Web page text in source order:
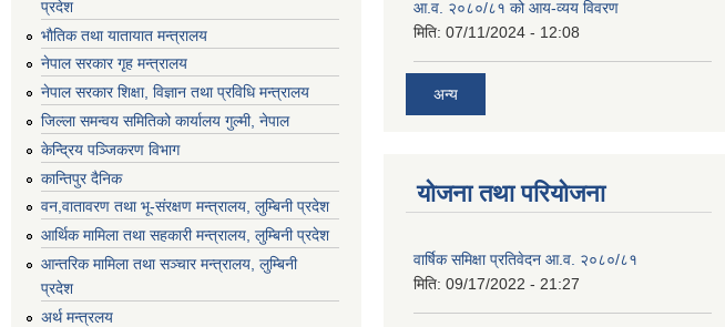
प्रदेश
भाैतिक तथा यातायात मन्त्रालय
नेपाल सरकार गृह मन्त्रालय
नेपाल सरकार शिक्षा, विज्ञान तथा प्रविधि मन्त्रालय
जिल्ला समन्वय समितिको कार्यालय गुल्मी, नेपाल
केन्द्रिय पञ्जिकरण विभाग
कान्तिपुर दैनिक
वन,वातावरण तथा भू-संरक्षण मन्त्रालय, लुम्बिनी प्रदेश
आर्थिक मामिला तथा सहकारी मन्त्रालय, लुम्बिनी प्रदेश
आन्तरिक मामिला तथा सञ्चार मन्त्रालय, लुम्बिनी
प्रदेश
अर्थ मन्त्रलय
आ.व. २०८०/८१ को आय-व्यय विवरण
मिति: 07/11/2024 - 12:08
अन्य
योजना तथा परियोजना
वार्षिक समिक्षा प्रतिवेदन आ.व. २०८०/८१
मिति: 09/17/2022 - 21:27